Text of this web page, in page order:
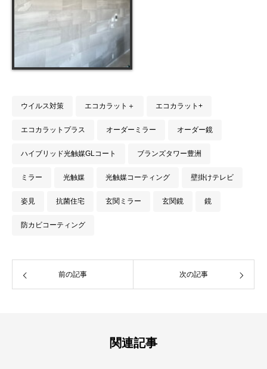
ウイルス対策 エコカラット＋ エコカラット+
エコカラットプラス オーダーミラー オーダー鏡
ハイブリッド光触媒GLコート ブランズタワー豊洲
ミラー 光触媒 光触媒コーティング 壁掛けテレビ
姿見 抗菌住宅 玄関ミラー 玄関鏡 鏡
防カビコーティング
前の記事 次の記事
関連記事